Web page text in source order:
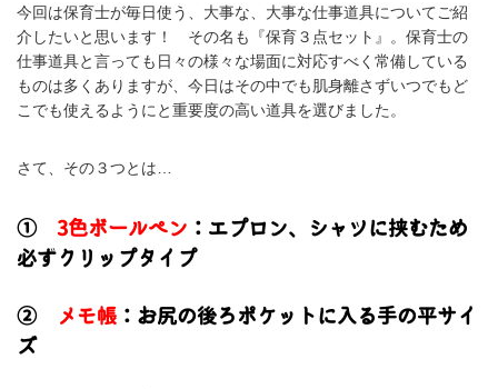
今回は保育士が毎日使う、大事な、大事な仕事道具についてご紹
介したいと思います！ その名も『保育３点セット』。保育士の
仕事道具と言っても日々の様々な場面に対応すべく常備している
ものは多くありますが、今日はその中でも肌身離さずいつでもど
こでも使えるようにと重要度の高い道具を選びました。
さて、その３つとは…
① 3色ボールペン ：エプロン、シャツに挟むため
必ずクリップタイプ
② メモ帳 ：お尻の後ろポケットに入る手の平サイ
ズ